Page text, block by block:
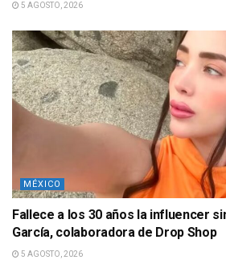
5 AGOSTO, 2026
MÉXICO
Fallece a los 30 años la influencer
García, colaboradora de Drop Shop
5 AGOSTO, 2026